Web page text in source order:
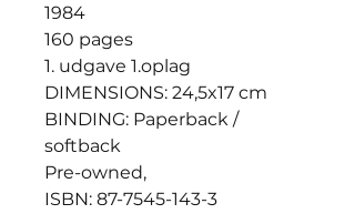
1984
160 pages
1. udgave 1.oplag
DIMENSIONS: 24,5x17 cm
BINDING: Paperback /
softback
Pre-owned,
ISBN: 87-7545-143-3